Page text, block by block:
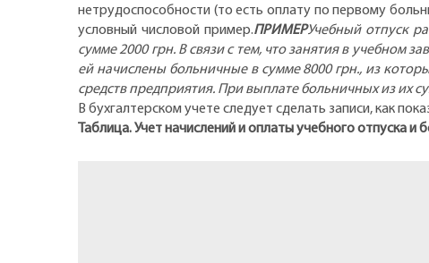
нетрудоспособности (то есть оплату по первому
условный числовой пример.ПРИМЕРУчебный отпуск
сумме 2000 грн. В связи с тем, что занятия в учебном
ей начислены больничные в сумме 8000 грн., из
средств предприятия. При выплате больничных из их
В бухгалтерском учете следует сделать записи, как
Таблица. Учет начислений и оплаты учебного отпуска и